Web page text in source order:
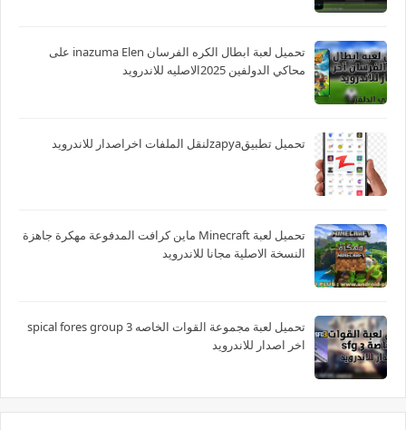
تحميل لعبة ابطال الكره الفرسان inazuma Elen على
محاكي الدولفين 2025الاصليه للاندرويد
تحميل تطبيقzapyaلنقل الملفات اخراصدار للاندرويد
تحميل لعبة Minecraft ماين كرافت المدفوعة مهكرة جاهزة
النسخة الاصلية مجانا للاندرويد
تحميل لعبة مجموعة القوات الخاصه spical fores group 3
اخر اصدار للاندرويد